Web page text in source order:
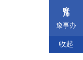
材料依据
查看依据
豫事办
收起